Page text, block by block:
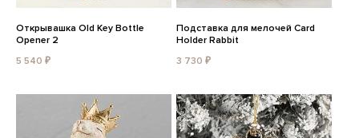
Открывашка Old Key Bottle
Opener 2
5 540 ₽
Подставка для мелочей Card
Holder Rabbit
3 730 ₽